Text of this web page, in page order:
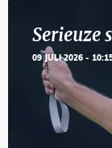
Serieuze
09 JULI 2026 -